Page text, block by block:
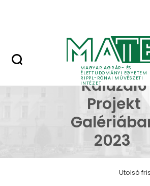
MAGYAR AGRÁR- ÉS
ÉLETTUDOMÁNYI EGYETEM
RIPPL-RÓNAI MŰVÉSZETI
INTÉZET
Klauzál6 -RIPPL* a
Kaluzál6
Projekt
2023
Utolsó